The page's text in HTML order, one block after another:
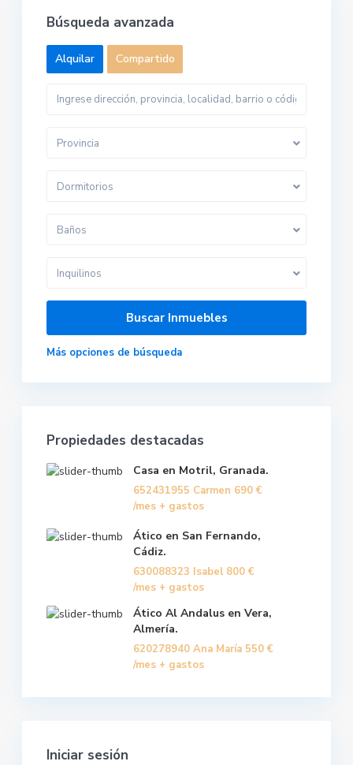
Búsqueda avanzada
Alquilar Compartido
Provincia
Dormitorios
Baños
Inquilinos
Más opciones de búsqueda
Propiedades destacadas
Casa en Motril, Granada.
652431955 Carmen 690 €
/mes + gastos
Ático en San Fernando,
Cádiz.
630088323 Isabel 800 €
/mes + gastos
Ático Al Andalus en Vera,
Almería.
620278940 Ana María 550 €
/mes + gastos
Iniciar sesión